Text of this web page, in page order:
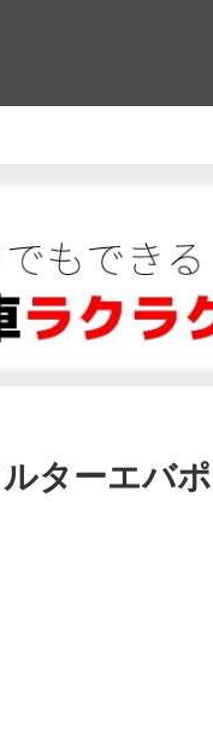
ターエバ